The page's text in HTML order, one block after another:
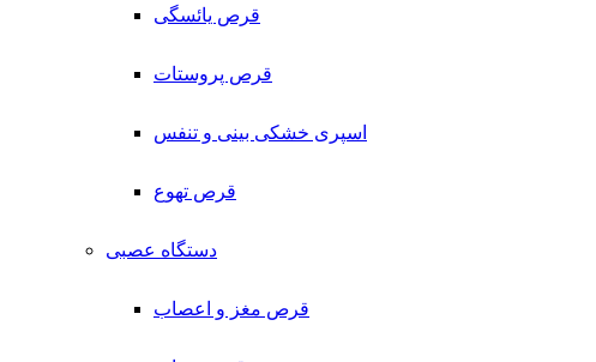
قرص یائسگی
قرص پروستات
اسپری خشکی بینی و تنفس
قرص تهوع
دستگاه عصبی
قرص مغز و اعصاب